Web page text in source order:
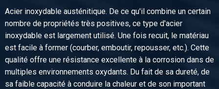
Acier inoxydable austénitique. De ce qu'il combine un certain
nombre de propriétés très positives, ce type d'acier
inoxydable est largement utilisé. Une fois recuit, le matériau
est facile à former (courber, emboutir, repousser, etc.). Cette
qualité offre une résistance excellente à la corrosion dans de
multiples environnements oxydants. Du fait de sa dureté, de
sa faible capacité à conduire la chaleur et de son important